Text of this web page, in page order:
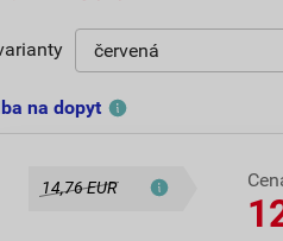
na dopyt
14,76 EUR